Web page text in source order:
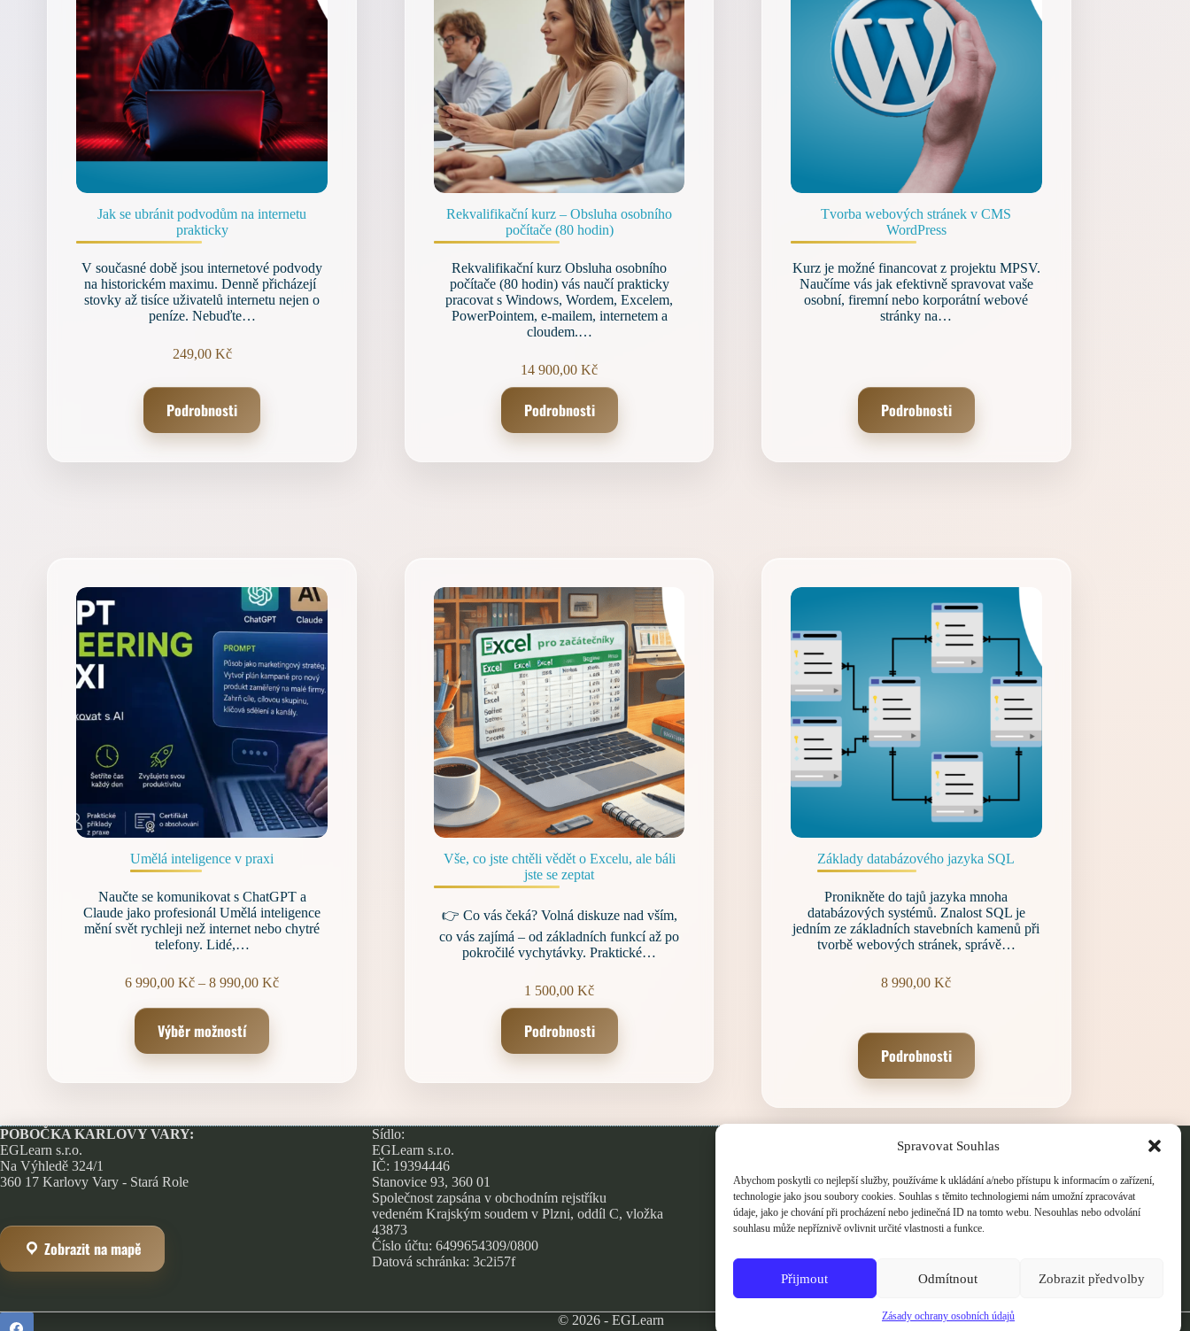
Spravovat Souhlas
Abychom poskytli co nejlepší služby, používáme k ukládání a/nebo přístupu k informacím o zařízení,
technologie jako jsou soubory cookies. Souhlas s těmito technologiemi nám umožní zpracovávat
údaje, jako je chování při procházení nebo jedinečná ID na tomto webu. Nesouhlas nebo odvolání
souhlasu může nepříznivě ovlivnit určité vlastnosti a funkce.
Přijmout Odmítnout Zobrazit předvolby
Zásady ochrany osobních údajů
Jak se ubránit podvodům na internetu
prakticky
V současné době jsou internetové podvody
na historickém maximu. Denně přicházejí
stovky až tisíce uživatelů internetu nejen o
peníze. Nebuďte…
249,00 Kč
Podrobnosti
Rekvalifikační kurz – Obsluha osobního
počítače (80 hodin)
Rekvalifikační kurz Obsluha osobního
počítače (80 hodin) vás naučí prakticky
pracovat s Windows, Wordem, Excelem,
PowerPointem, e-mailem, internetem a
cloudem.…
14 900,00 Kč
Podrobnosti
Tvorba webových stránek v CMS
WordPress
Kurz je možné financovat z projektu MPSV.
Naučíme vás jak efektivně spravovat vaše
osobní, firemní nebo korporátní webové
stránky na…
Podrobnosti
Umělá inteligence v praxi
Naučte se komunikovat s ChatGPT a
Claude jako profesionál Umělá inteligence
mění svět rychleji než internet nebo chytré
telefony. Lidé,…
6 990,00Kč – 8 990,00KčRozpětí
Výběr možností
produkt
vybrat
Vše, co jste chtěli vědět o Excelu, ale báli
jste se zeptat
👉 Co vás čeká? Volná diskuze nad vším,
co vás zajímá – od základních funkcí až po
pokročilé vychytávky. Praktické…
1 500,00 Kč
Podrobnosti
Základy databázového jazyka SQL
Pronikněte do tajů jazyka mnoha
databázových systémů. Znalost SQL je
jedním ze základních stavebních kamenů při
tvorbě webových stránek, správě…
8 990,00Kč
Podrobnosti
POBOČKA KARLOVY VARY:
EGLearn s.r.o.
Na Výhledě 324/1
360 17 Karlovy Vary - Stará Role
Zobrazit na mapě
Sídlo:
EGLearn s.r.o.
IČ: 19394446
Stanovice 93, 360 01
Společnost zapsána v obchodním rejstříku
vedeném Krajským soudem v Plzni, oddíl C, vložka
43873
Číslo účtu: 6499654309/0800
Datová schránka: 3c2i57f
Zásady ochrany osobních údajů
Přijímáme bezpečné online platby kartou přes Stripe.
Vaše platební údaje jsou šifrovány a nikdy je neukládáme.
© 2026 - EGLearn